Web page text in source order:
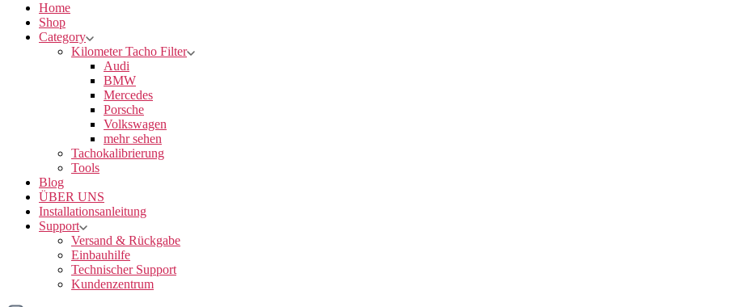
Home
Shop
Category
Kilometer Tacho Filter
Audi
BMW
Mercedes
Porsche
Volkswagen
mehr sehen
Tachokalibrierung
Tools
Blog
ÜBER UNS
Installationsanleitung
Support
Versand & Rückgabe
Einbauhilfe
Technischer Support
Kundenzentrum